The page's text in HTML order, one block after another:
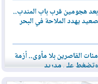
بعد هجومين قرب باب المندب..
يهدد الملاحة في البحر
مئات القاصرين بلا مأوى.. أزمة
على مدريد